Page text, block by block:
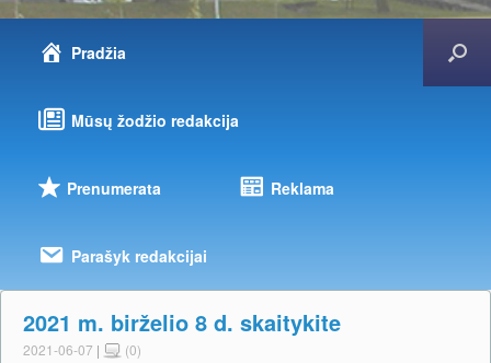
Pradžia
Mūsų žodžio redakcija
Prenumerata Reklama
Parašyk redakcijai
2021 m. birželio 8 d. skaitykite
2021-06-07 | (0)